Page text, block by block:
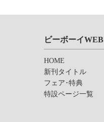
ビーボーイWEB
HOME
新刊タイトル
フェア･特典
特設ページ一覧